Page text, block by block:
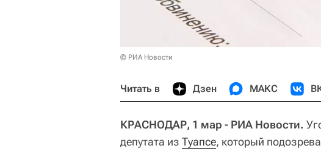
© РИА Новости
Читать в Дзен МАКС
КРАСНОДАР, 1 мар - РИА Новости.
депутата из Туапсе, который